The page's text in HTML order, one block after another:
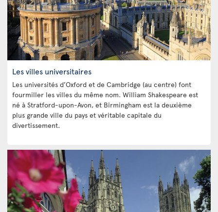
Les villes universitaires
Les universités d’Oxford et de Cambridge (au centre) font
fourmiller les villes du même nom. William Shakespeare est
né à Stratford-upon-Avon, et Birmingham est la deuxième
plus grande ville du pays et véritable capitale du
divertissement.